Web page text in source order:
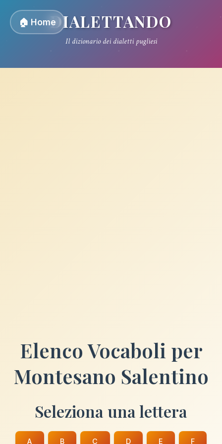
🏠 HomeDIALETTANDO
Il dizionario dei dialetti pugliesi
Elenco Vocaboli per
Montesano Salentino
Seleziona una lettera
A B C D E F